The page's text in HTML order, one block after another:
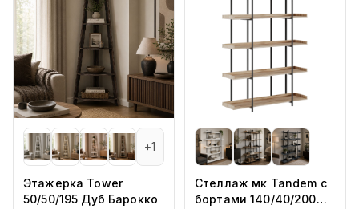
+1
Этажерка Tower
50/50/195 Дуб Барокко
Стеллаж мк Tandem с
бортами 140/40/200